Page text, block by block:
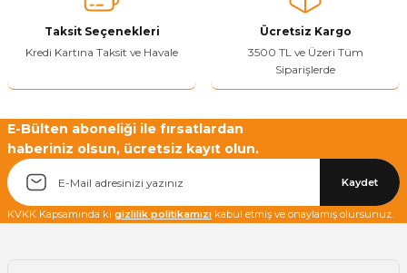
Yetkiliye Gönder
Taksit Seçenekleri
Kredi Kartına Taksit ve Havale
Ücretsiz Kargo
3500 TL ve Üzeri Tüm
Siparişlerde
E-Bülten aboneliği ile fırsatlardan
haberiniz olsun, ücretsiz kayıt olun.
Kaydet
KVKK Kapsamında ki gizlilik politikamızı kabul etmiş ve onaylamış olursunuz.